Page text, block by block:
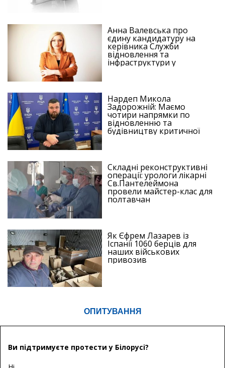
Анна Валевська про
єдину кандидатуру на
керівника Служби
відновлення та
інфраструктури у
Сумській області: Хіба...
Нардеп Микола
Задорожній: Маємо
чотири напрямки по
відновленню та
будівництву критичної
інфраструктури
Складні реконструктивні
операції: урологи лікарні
Св.Пантелеймона
провели майстер-клас для
полтавчан
Як Єфрем Лазарев із
Іспанії 1060 берців для
наших військових
привозив
ОПИТУВАННЯ
Ви підтримуєте протести у Білорусі?